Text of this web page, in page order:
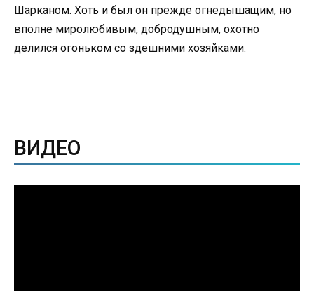
Шарканом. Хоть и был он прежде огнедышащим, но
вполне миролюбивым, добродушным, охотно
делился огоньком со здешними хозяйками.
ВИДЕО